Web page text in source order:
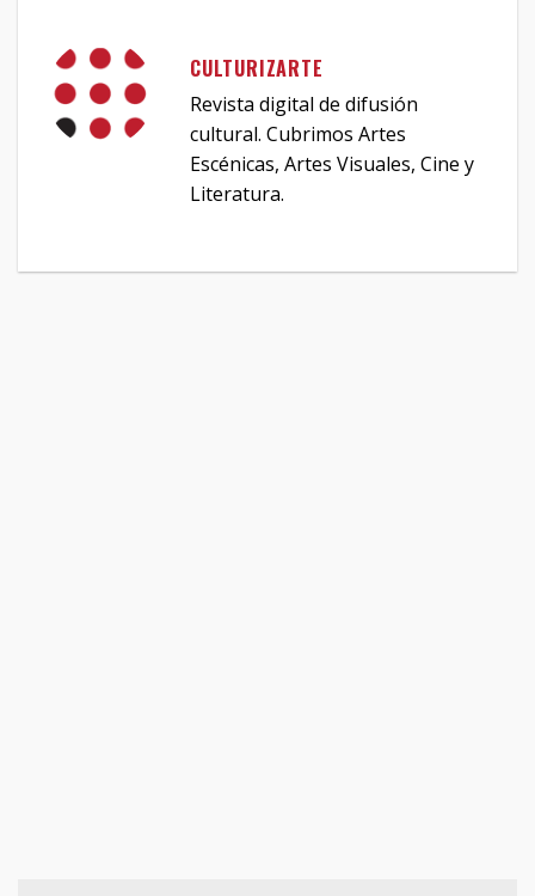
CULTURIZARTE
Revista digital de difusión
cultural. Cubrimos Artes
Escénicas, Artes Visuales, Cine y
Literatura.